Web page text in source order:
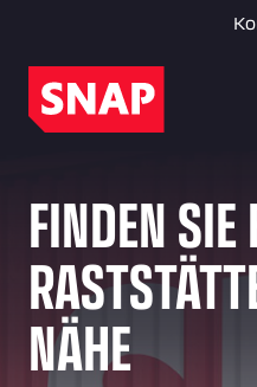
FINDEN SIE
NÄHE